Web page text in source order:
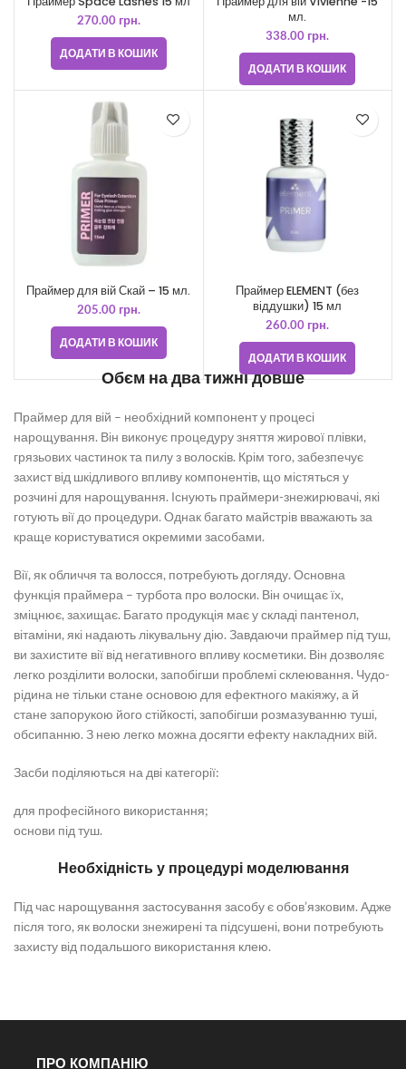
270.00 грн.
ДОДАТИ В КОШИК
мл.
338.00 грн.
ДОДАТИ В КОШИК
Праймер для вій Скай – 15 мл.
205.00 грн.
ДОДАТИ В КОШИК
Праймер ELEMENT (без
віддушки) 15 мл
260.00 грн.
ДОДАТИ В КОШИК
Обєм на два тижні довше
Праймер для вій – необхідний компонент у процесі
нарощування. Він виконує процедуру зняття жирової плівки,
грязьових частинок та пилу з волосків. Крім того, забезпечує
захист від шкідливого впливу компонентів, що містяться у
розчині для нарощування. Існують праймери-знежирювачі, які
готують вії до процедури. Однак багато майстрів вважають за
краще користуватися окремими засобами.
Вії, як обличчя та волосся, потребують догляду. Основна
функція праймера – турбота про волоски. Він очищає їх,
зміцнює, захищає. Багато продукція має у складі пантенол,
вітаміни, які надають лікувальну дію. Завдаючи праймер під туш,
ви захистите вії від негативного впливу косметики. Він дозволяє
легко розділити волоски, запобігши проблемі склеювання. Чудо-
рідина не тільки стане основою для ефектного макіяжу, а й
стане запорукою його стійкості, запобігши розмазуванню туші,
обсипанню. З нею легко можна досягти ефекту накладних вій.
Засби поділяються на дві категорії:
для професійного використання;
основи під туш.
Необхідність у процедурі моделювання
Під час нарощування застосування засобу є обов’язковим. Адже
після того, як волоски знежирені та підсушені, вони потребують
захисту від подальшого використання клею.
ПРО КОМПАНІЮ